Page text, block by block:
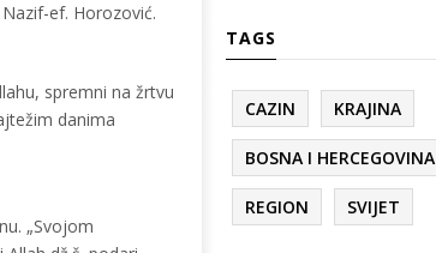
ef. Horozović.
spremni na žrtvu
danima
„Svojom
TAGS
CAZIN KRAJINA
BOSNA I HERCEGOVINA
REGION SVIJET